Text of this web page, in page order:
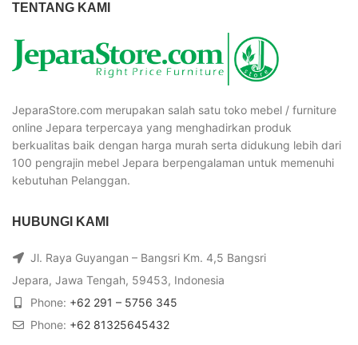
TENTANG KAMI
JeparaStore.com merupakan salah satu toko mebel / furniture
online Jepara terpercaya yang menghadirkan produk
berkualitas baik dengan harga murah serta didukung lebih dari
100 pengrajin mebel Jepara berpengalaman untuk memenuhi
kebutuhan Pelanggan.
HUBUNGI KAMI
Jl. Raya Guyangan – Bangsri Km. 4,5 Bangsri
Jepara, Jawa Tengah, 59453, Indonesia
Phone: +62 291 – 5756 345
Phone: +62 81325645432